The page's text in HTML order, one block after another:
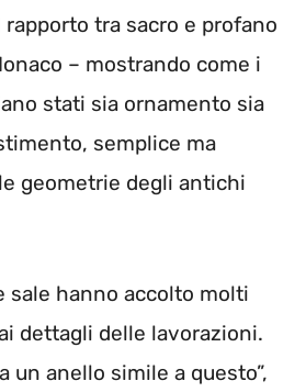
tra sacro e profano
– mostrando come i
stati sia ornamento sia
semplice ma
geometrie degli antichi
sale hanno accolto molti
dettagli delle lavorazioni.
un anello simile a questo”,